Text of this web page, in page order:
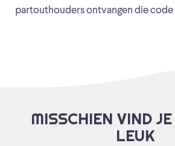
partouthouders ontvangen die code
MISSCHIEN VIND
LEUK